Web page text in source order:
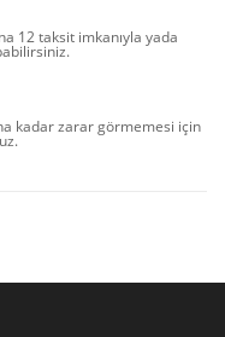
12 taksit imkanıyla yada
kadar zarar görmemesi için